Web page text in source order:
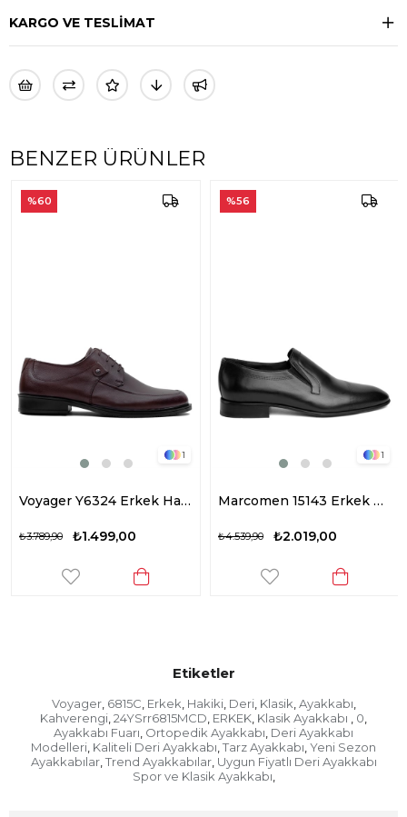
KARGO VE TESLİMAT
BENZER ÜRÜNLER
1
Voyager Y6324 Erkek Hakiki Deri Klasik Ayakkabı Kahverengi
₺1.499,00
₺3.789,90
%60
1
Marcomen 15143 Erkek Hakiki Deri Klasik Ayakkabı Siyah
₺2.019,00
₺4.539,90
%56
Etiketler
Voyager, 6815C Erkek Hakiki, Deri, Klasik Ayakkabı
Kahverengi 24YSrr6815MCD ERKEK Klasik Ayakkabı 0
Ayakkabı Fuarı Ortopedik Ayakkabı Deri Ayakkabı
Modelleri Kaliteli Deri Ayakkabı Tarz Ayakkabı Yeni Sezon
Ayakkabılar, Trend Ayakkabılar, Uygun Fiyatlı Deri Ayakkabı
Spor ve Klasik Ayakkabı